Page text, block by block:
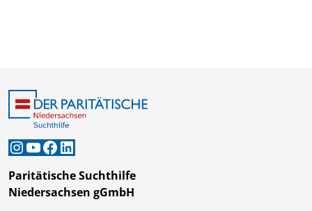
Instagram
YouTube
Facebook
LinkedIn
Paritätische Suchthilfe
Niedersachsen gGmbH